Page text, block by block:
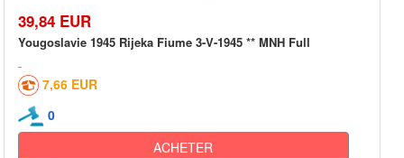
39,84 EUR
Yougoslavie 1945 Rijeka Fiume 3-V-1945 ** MNH Full
7,66 EUR
0
ACHETER